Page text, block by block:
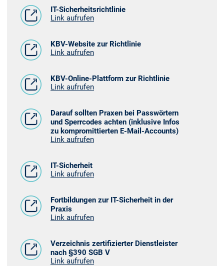
IT-Sicherheitsrichtlinie
Link aufrufen
KBV-Website zur Richtlinie
Link aufrufen
KBV-Online-Plattform zur Richtlinie
Link aufrufen
Darauf sollten Praxen bei Passwörtern
und Sperrcodes achten (inklusive Infos
zu kompromittierten E-Mail-Accounts)
Link aufrufen
IT-Sicherheit
Link aufrufen
Fortbildungen zur IT-Sicherheit in der
Praxis
Link aufrufen
Verzeichnis zertifizierter Dienstleister
nach §390 SGB V
Link aufrufen